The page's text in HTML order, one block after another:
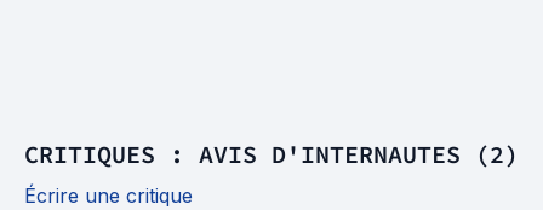
CRITIQUES : AVIS D'INTERNAUTES (2)
Écrire une critique